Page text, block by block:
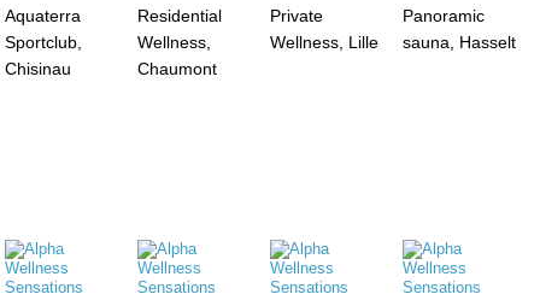
Aquaterra
Sportclub,
Chisinau
Residential
Wellness,
Chaumont
Private
Wellness, Lille
Panoramic
sauna, Hasselt